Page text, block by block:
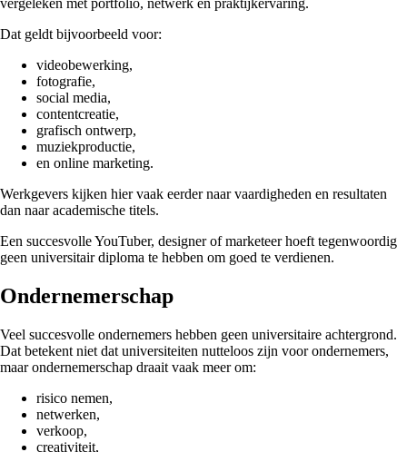
Dat geldt bijvoorbeeld voor:
videobewerking,
fotografie,
social media,
contentcreatie,
grafisch ontwerp,
muziekproductie,
en online marketing.
Werkgevers kijken hier vaak eerder naar vaardigheden en resultaten
dan naar academische titels.
Een succesvolle YouTuber, designer of marketeer hoeft tegenwoordig
geen universitair diploma te hebben om goed te verdienen.
Ondernemerschap
Veel succesvolle ondernemers hebben geen universitaire achtergrond.
Dat betekent niet dat universiteiten nutteloos zijn voor ondernemers,
maar ondernemerschap draait vaak meer om:
risico nemen,
netwerken,
verkoop,
creativiteit,